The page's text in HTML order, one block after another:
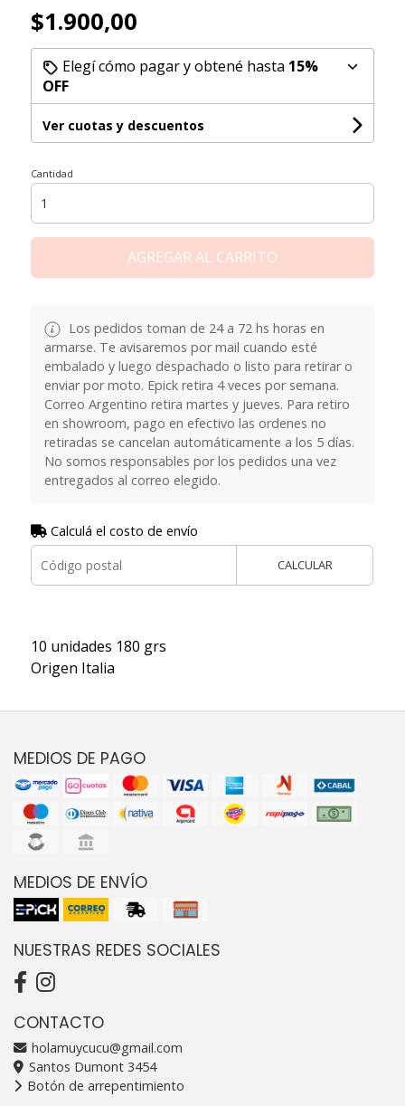
$1.900,00
Elegí cómo pagar y obtené hasta 15%
OFF
Ver cuotas y descuentos
Cantidad
AGREGAR AL CARRITO
Los pedidos toman de 24 a 72 hs horas en
armarse. Te avisaremos por mail cuando esté
embalado y luego despachado o listo para retirar o
enviar por moto. Epick retira 4 veces por semana.
Correo Argentino retira martes y jueves. Para retiro
en showroom, pago en efectivo las ordenes no
retiradas se cancelan automáticamente a los 5 días.
No somos responsables por los pedidos una vez
entregados al correo elegido.
Calculá el costo de envío
CALCULAR
10 unidades 180 grs
Origen Italia
MEDIOS DE PAGO
MEDIOS DE ENVÍO
NUESTRAS REDES SOCIALES
CONTACTO
holamuycucu@gmail.com
Santos Dumont 3454
Botón de arrepentimiento